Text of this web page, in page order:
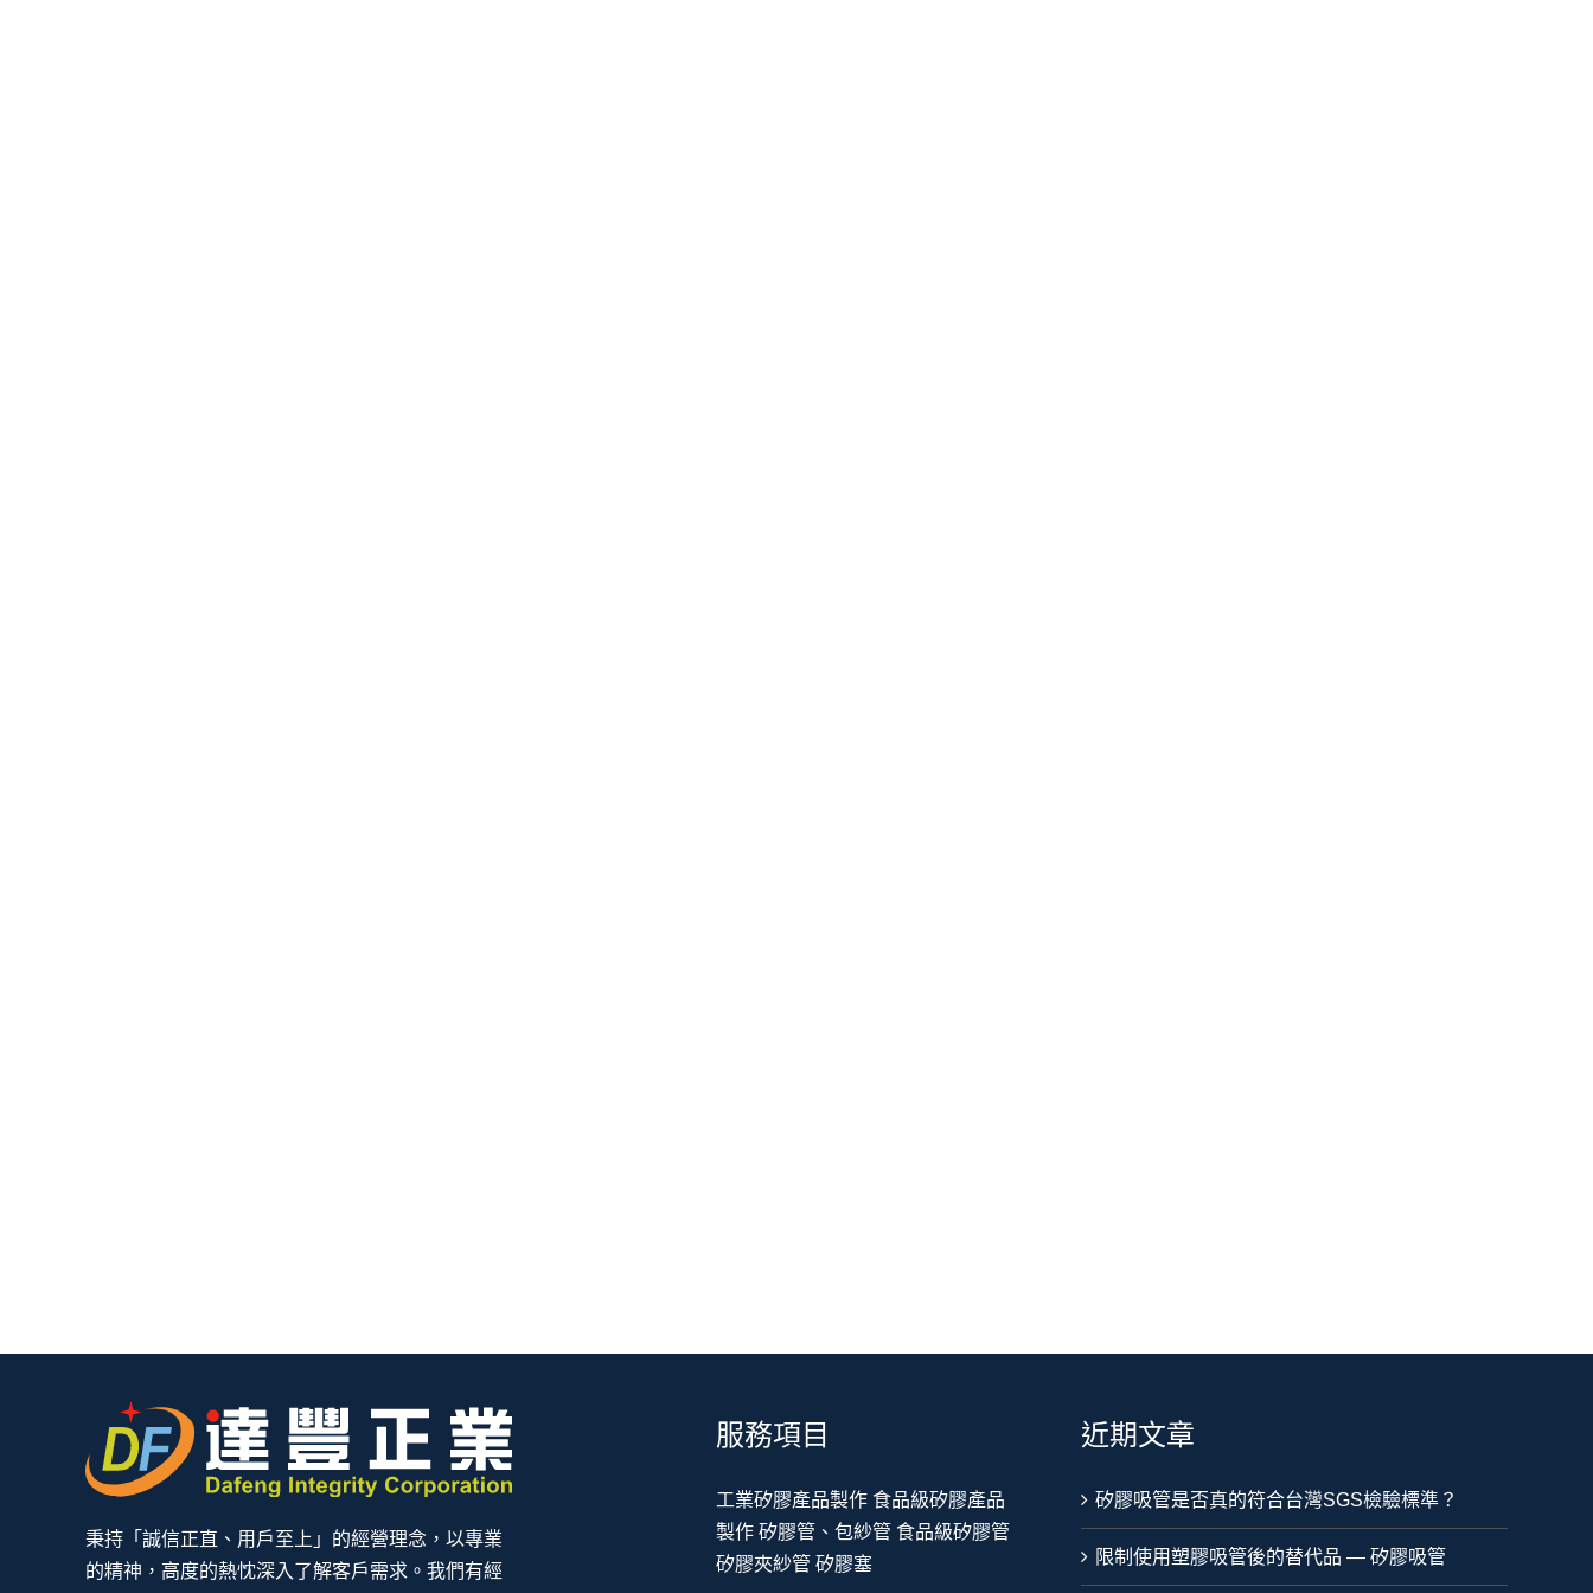
秉持「誠信正直、用戶至上」的經營理念，以專業
的精神，高度的熱忱深入了解客戶需求。我們有經
服務項目
工業矽膠產品製作 食品級矽膠產品
製作 矽膠管、包紗管 食品級矽膠管
矽膠夾紗管 矽膠塞
近期文章
矽膠吸管是否真的符合台灣SGS檢驗標準？
限制使用塑膠吸管後的替代品 — 矽膠吸管